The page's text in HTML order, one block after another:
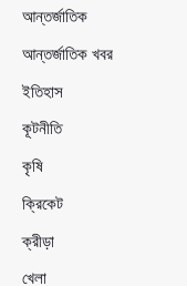
আন্তর্জাতিক
আন্তর্জাতিক খবর
ইতিহাস
কূটনীতি
কৃষি
ক্রিকেট
ক্রীড়া
খেলা